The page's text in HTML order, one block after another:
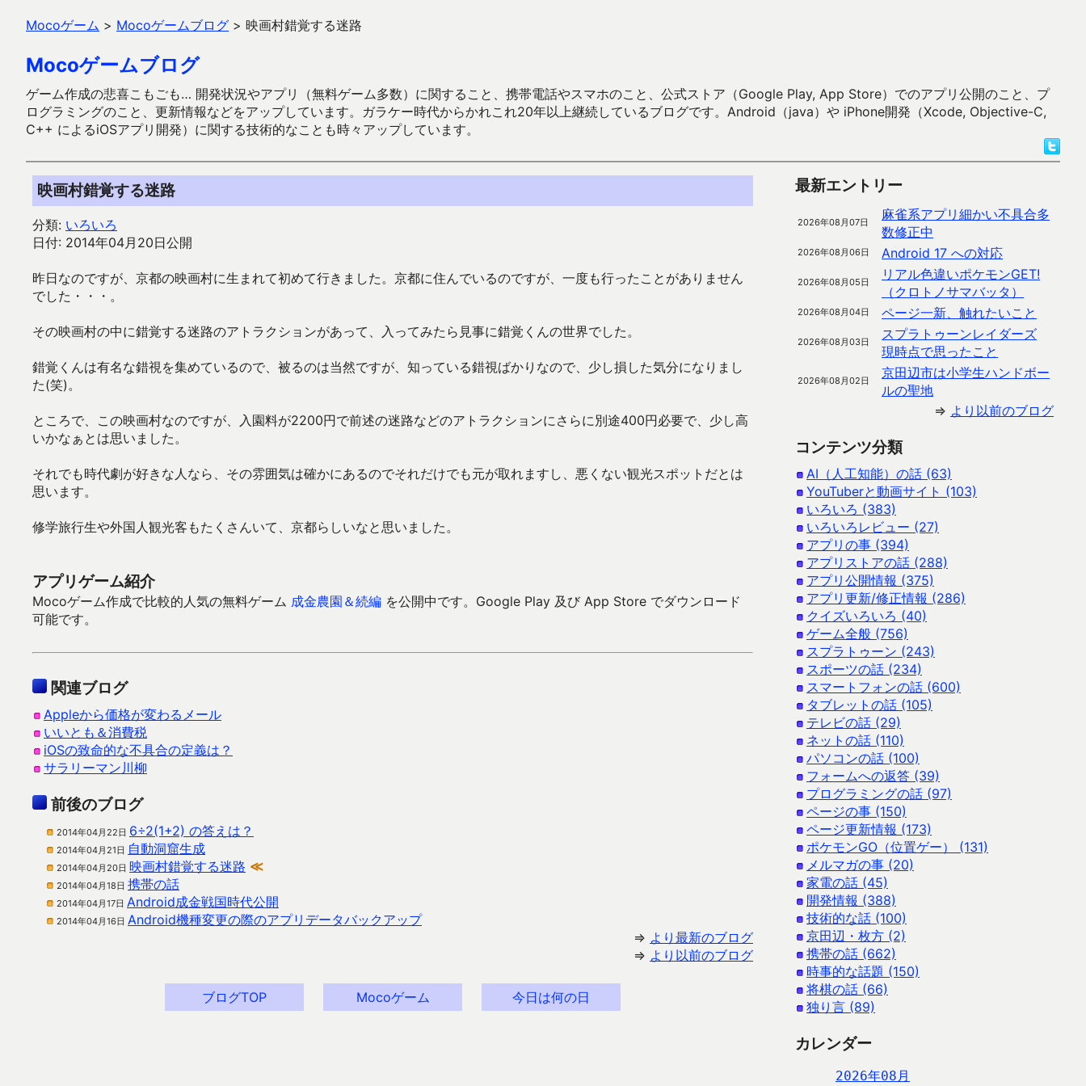
Mocoゲーム > Mocoゲームブログ > 映画村錯覚する迷路
Mocoゲームブログ
ゲーム作成の悲喜こもごも… 開発状況やアプリ（無料ゲーム多数）に関すること、携帯電話やスマホのこと、公式ストア（Google Play, App Store）でのアプリ公開のこと、プ
ログラミングのこと、更新情報などをアップしています。ガラケー時代からかれこれ20年以上継続しているブログです。Android（java）や iPhone開発（Xcode, Objective-C,
C++ によるiOSアプリ開発）に関する技術的なことも時々アップしています。
映画村錯覚する迷路
分類: いろいろ
日付: 2014年04月20日公開
昨日なのですが、京都の映画村に生まれて初めて行きました。京都に住んでいるのですが、一度も行ったことがありません
でした・・・。
その映画村の中に錯覚する迷路のアトラクションがあって、入ってみたら見事に錯覚くんの世界でした。
錯覚くんは有名な錯視を集めているので、被るのは当然ですが、知っている錯視ばかりなので、少し損した気分になりまし
た(笑)。
ところで、この映画村なのですが、入園料が2200円で前述の迷路などのアトラクションにさらに別途400円必要で、少し高
いかなぁとは思いました。
それでも時代劇が好きな人なら、その雰囲気は確かにあるのでそれだけでも元が取れますし、悪くない観光スポットだとは
思います。
修学旅行生や外国人観光客もたくさんいて、京都らしいなと思いました。
アプリゲーム紹介
Mocoゲーム作成で比較的人気の無料ゲーム 成金農園＆続編 を公開中です。Google Play 及び App Store でダウンロード
可能です。
関連ブログ
Appleから価格が変わるメール
いいとも＆消費税
iOSの致命的な不具合の定義は？
サラリーマン川柳
前後のブログ
2014年04月22日 6÷2(1+2) の答えは？
2014年04月21日 自動洞窟生成
2014年04月20日 映画村錯覚する迷路 ≪
2014年04月18日 携帯の話
2014年04月17日 Android成金戦国時代公開
2014年04月16日 Android機種変更の際のアプリデータバックアップ
⇒ より最新のブログ
⇒ より以前のブログ
ブログTOP Mocoゲーム 今日は何の日
最新エントリー
2026年08月07日
麻雀系アプリ細かい不具合多
数修正中
2026年08月06日 Android 17 への対応
2026年08月05日
リアル色違いポケモンGET!
（クロトノサマバッタ）
2026年08月04日 ページ一新、触れたいこと
2026年08月03日
スプラトゥーンレイダーズ
現時点で思ったこと
2026年08月02日
京田辺市は小学生ハンドボー
ルの聖地
⇒ より以前のブログ
コンテンツ分類
AI（人工知能）の話 (63)
YouTuberと動画サイト (103)
いろいろ (383)
いろいろレビュー (27)
アプリの事 (394)
アプリストアの話 (288)
アプリ公開情報 (375)
アプリ更新/修正情報 (286)
クイズいろいろ (40)
ゲーム全般 (756)
スプラトゥーン (243)
スポーツの話 (234)
スマートフォンの話 (600)
タブレットの話 (105)
テレビの話 (29)
ネットの話 (110)
パソコンの話 (100)
フォームへの返答 (39)
プログラミングの話 (97)
ページの事 (150)
ページ更新情報 (173)
ポケモンGO（位置ゲー） (131)
メルマガの事 (20)
家電の話 (45)
開発情報 (388)
技術的な話 (100)
京田辺・枚方 (2)
携帯の話 (662)
時事的な話題 (150)
将棋の話 (66)
独り言 (89)
カレンダー
2026年08月